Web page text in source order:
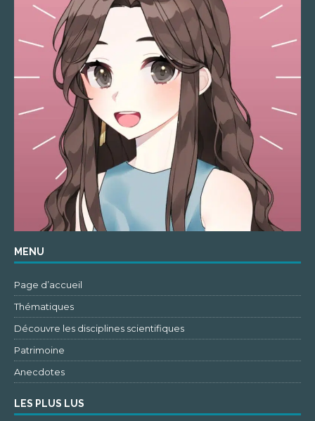
MENU
Page d’accueil
Thématiques
Découvre les disciplines scientifiques
Patrimoine
Anecdotes
LES PLUS LUS